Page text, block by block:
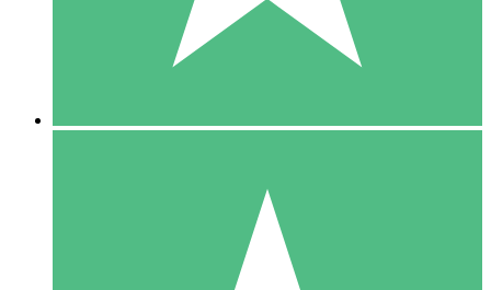
10
US$1500
10 Download
20